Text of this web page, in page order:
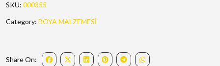
SKU: 000355
Category: BOYA MALZEMESİ
Share On: